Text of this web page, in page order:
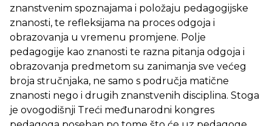
znanstvenim spoznajama i položaju pedagogijske
znanosti, te refleksijama na proces odgoja i
obrazovanja u vremenu promjene. Polje
pedagogije kao znanosti te razna pitanja odgoja i
obrazovanja predmetom su zanimanja sve većeg
broja stručnjaka, ne samo s područja matične
znanosti nego i drugih znanstvenih disciplina. Stoga
je ovogodišnji Treći međunarodni kongres